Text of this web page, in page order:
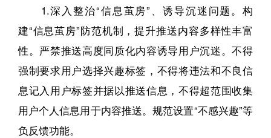
1.深入整治“信息茧房”、诱导沉迷问题。构
建“信息茧房”防范机制，提升推送内容多样性丰富
性。严禁推送高度同质化内容诱导用户沉迷。不得
强制要求用户选择兴趣标签，不得将违法和不良信
息记入用户标签并据以推送信息，不得超范围收集
用户个人信息用于内容推送。规范设置“不感兴趣”等
负反馈功能。